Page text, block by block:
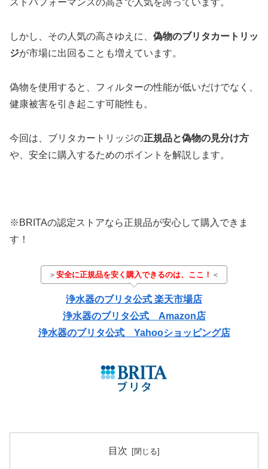
ストパフォーマンスの高さで人気を誇っています。
しかし、その人気の高さゆえに、 偽物のブリタカートリッ
ジが市場に出回ることも増えています。
偽物を使用すると、フィルターの性能が低いだけでなく、
健康被害を引き起こす可能性も。
今回は、ブリタカートリッジの正規品と偽物の見分け方
や、安全に購入するためのポイントを解説します。
※BRITAの認定ストアなら正規品が安心して購入できま
す！
＞ 安全に正規品を安く購入できるのは、ここ！ ＜
浄水器のブリタ公式 楽天市場店
浄水器のブリタ公式 Amazon店
浄水器のブリタ公式 Yahooショッピング店
目次